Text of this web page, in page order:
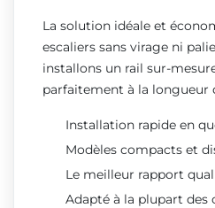
La solution idéale et
escaliers sans virage ni
installons un rail sur-
parfaitement à la longueur
Installation rapide en
Modèles compacts et
Le meilleur rapport
Adapté à la plupart